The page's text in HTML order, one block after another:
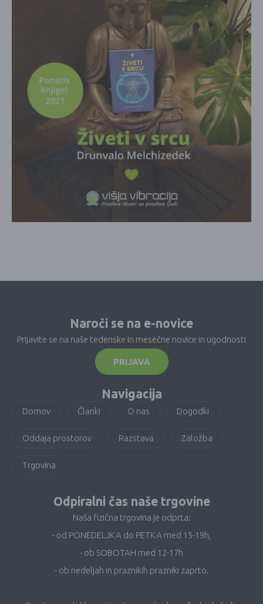
Naroči se na e-novice
Prijavite se na naše tedenske in mesečne novice in ugodnosti
PRIJAVA
Navigacija
Domov Članki O nas Dogodki
Oddaja prostorov Razstava Založba
Trgovina
Odpiralni čas naše trgovine
Naša fizična trgovina je odprta:
- od PONEDELJKA do PETKA med 15-19h,
- ob SOBOTAH med 12-17h
- ob nedeljah in praznikih prazniki zaprto.